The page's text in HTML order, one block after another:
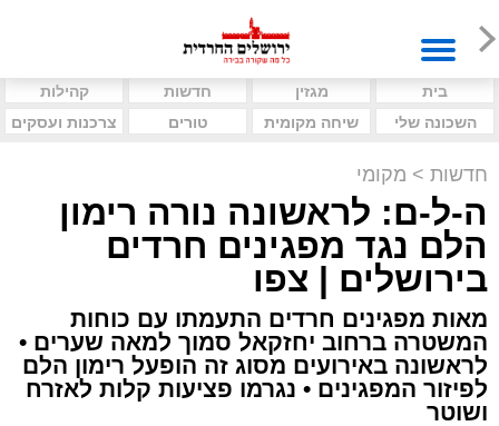
בית מגזין חדשות
קהילות
השכונה שלי
שיחה מקומית טורים צרכנות ועסקים
חדשות > מקומי
ה-ל-ם: לראשונה נורה רימון
הלם נגד מפגינים חרדים
בירושלים | צפו
מאות מפגינים חרדים התעמתו עם כוחות
המשטרה ברחוב יחזקאל סמוך למאה שערים •
לראשונה באירועים מסוג זה הופעל רימון הלם
לפיזור המפגינים • נגרמו פציעות קלות לאזרח
ושוטר